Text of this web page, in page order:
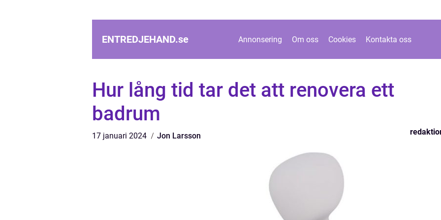
ENTREDJEHAND.se Annonsering Om oss Cookies Kontakta oss
Hur lång tid tar det att renovera ett
badrum
17 januari 2024 Jon Larsson